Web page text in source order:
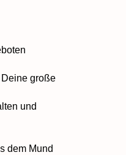
große
und
dem Mund